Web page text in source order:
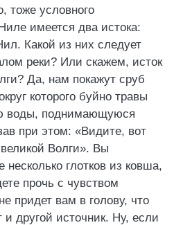
тоже условного
имеется два истока:
Какой из них следует
реки? Или скажем, исток
Да, нам покажут сруб
которого буйно травы
воды, поднимающуюся
при этом: «Видите, вот
Волги». Вы
несколько глотков из ковша,
прочь с чувством
придет вам в голову, что
и другой источник. Ну, если